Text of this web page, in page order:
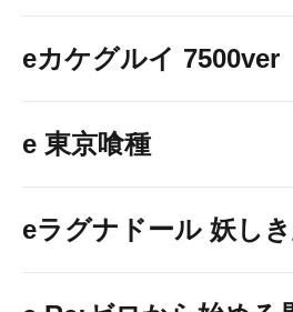
eカケグルイ 7500ver
e 東京喰種
eラグナドール 妖し